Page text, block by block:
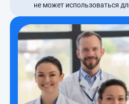
не может использоваться